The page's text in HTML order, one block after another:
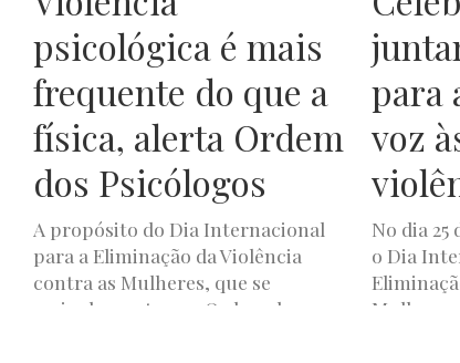
psicológica é mais
frequente do que a
física, alerta Ordem
dos Psicólogos
A propósito do Dia Internacional
para a Eliminação da Violência
contra as Mulheres, que se
assinalou ontem, a Ordem dos
para
voz
No dia
o Dia